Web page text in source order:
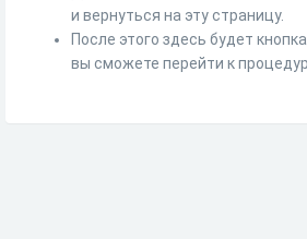
и вернуться на эту страницу.
После этого здесь будет
вы сможете перейти к